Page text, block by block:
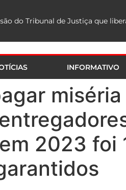
INFORMATIVO
2023 foi